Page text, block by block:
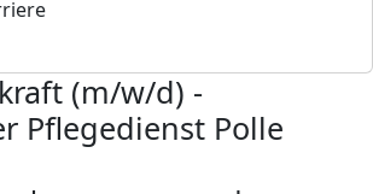
(m/w/d) -
Pflegedienst Polle